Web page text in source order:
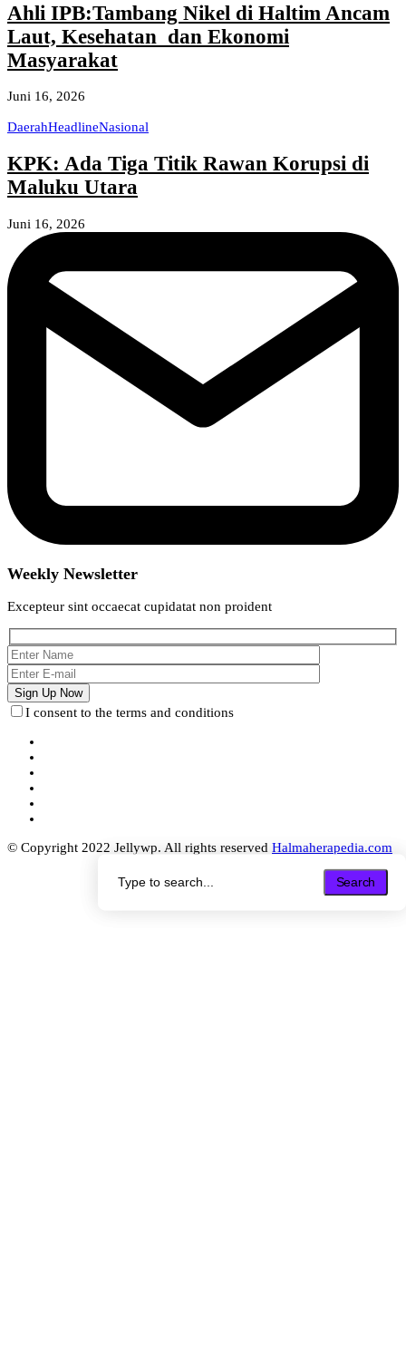
Search
Search
Ahli IPB:Tambang Nikel di Haltim Ancam
Laut, Kesehatan dan Ekonomi
Masyarakat
Juni 16, 2026
DaerahHeadlineNasional
KPK: Ada Tiga Titik Rawan Korupsi di
Maluku Utara
Juni 16, 2026
Weekly Newsletter
Excepteur sint occaecat cupidatat non proident
I consent to the terms and conditions
© Copyright 2022 Jellywp. All rights reserved Halmaherapedia.com